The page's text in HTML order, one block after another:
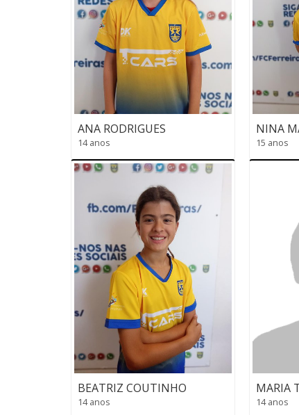
ANA RODRIGUES
14 anos
NINA
15 anos
BEATRIZ COUTINHO
14 anos
MARIA
14 anos